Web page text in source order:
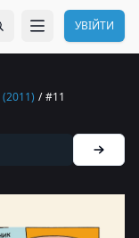
УВІЙТИ
(2011) / #11